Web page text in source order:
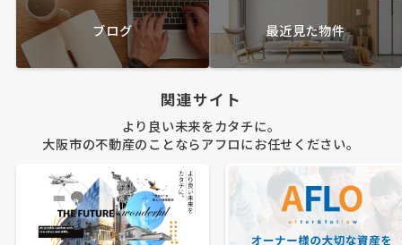
ブログ 最近見た物件
関連サイト
より良い未来をカタチに。
大阪市の不動産のことならアフロにお任せください。